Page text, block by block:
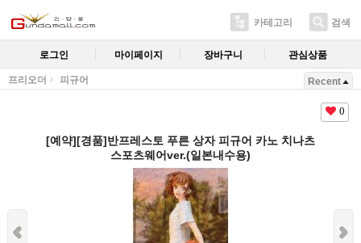
카테고리 검색
로그인 마이페이지 장바구니 관심상품
프리오더 피규어 Recent
0
[예약][경품]반프레스토 푸른 상자 피규어 카노 치나츠
스포츠웨어ver.(일본내수용)